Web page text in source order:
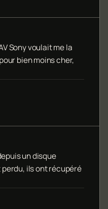
Sony voulait me la
bien moins cher,
un disque
ils ont récupéré